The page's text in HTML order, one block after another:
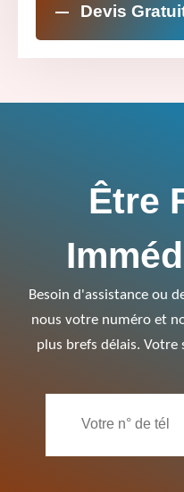
Devis
Être
Besoin d'assistance ou
nous votre numéro et
plus brefs délais.